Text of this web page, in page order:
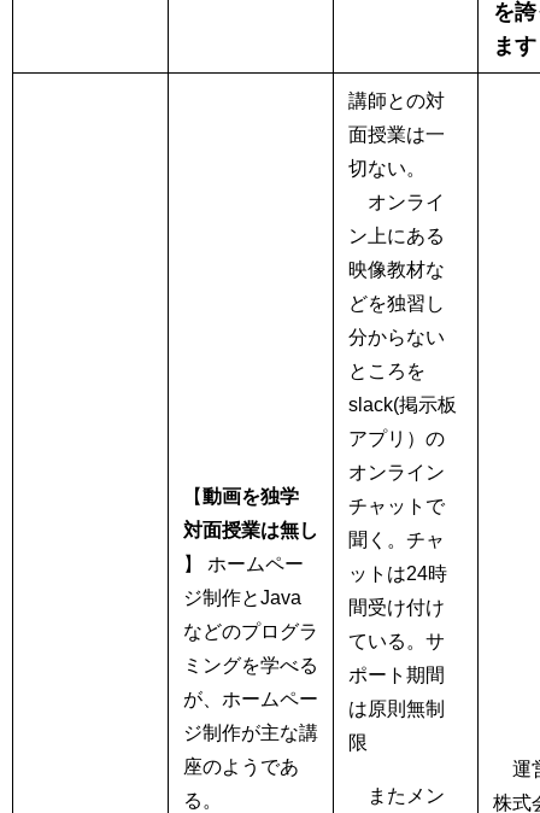
を
ま
【動画を独学
対面授業は無し
】 ホームペー
ジ制作とJava
などのプログラ
ミングを学べる
が、ホームペー
ジ制作が主な講
座のようであ
る。
講師との対
面授業は一
切ない。
オンライ
ン上にある
映像教材な
どを独習し
分からない
ところを
slack(掲示板
アプリ）の
オンライン
チャットで
聞く。チャ
ットは24時
間受け付け
ている。サ
ポート期間
は原則無制
限
またメン
運
株式